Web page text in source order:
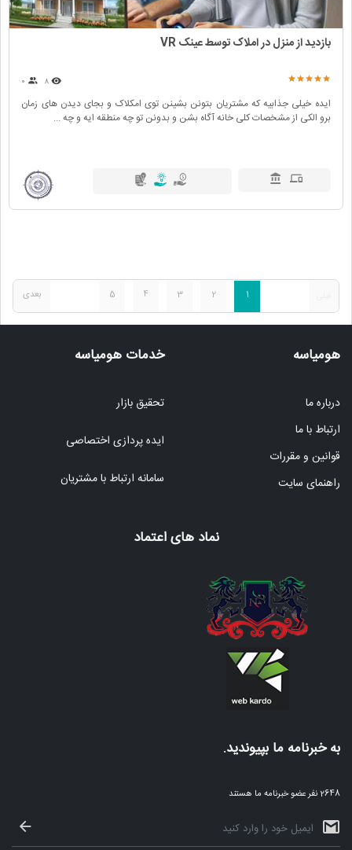
بازدید از منزل در املاک توسط عینک VR
۸
ایده خیلی جذابیه که مشتریان بتونن بشینن توی امکلاک و بجای دیدن های زمان
برو الکی از مشخصات کلی خانه آگاه بشن و بدونن تو چه منطقه ایه و چه ...
1
2
3
4
5 بعدی
هومیاسه
درباره ما
ارتباط با ما
قوانین و مقررات
راهنمای سایت
خدمات هومیاسه
تحقیق بازار
ایده پردازی اختصاصی
سامانه ارتباط با مشتریان
نماد های اعتماد
به خبرنامه ما بپیوندید.
2648 نفر عضو خبرنامه ما هستند